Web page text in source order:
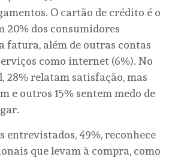
O cartão de crédito é o
20% dos consumidores
fatura, além de outras contas
como internet (6%). No
28% relatam satisfação, mas
e outros 15% sentem medo de
entrevistados, 49%, reconhece
que levam à compra, como